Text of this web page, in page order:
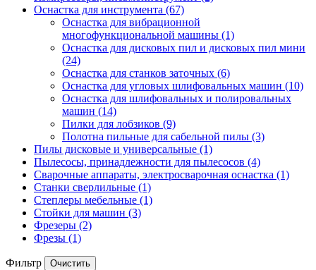
Оснастка для инструмента (67)
Оснастка для вибрационной
многофункциональной машины (1)
Оснастка для дисковых пил и дисковых пил мини
(24)
Оснастка для станков заточных (6)
Оснастка для угловых шлифовальных машин (10)
Оснастка для шлифовальных и полировальных
машин (14)
Пилки для лобзиков (9)
Полотна пильные для сабельной пилы (3)
Пилы дисковые и универсальные (1)
Пылесосы, принадлежности для пылесосов (4)
Сварочные аппараты, электросварочная оснастка (1)
Станки сверлильные (1)
Степлеры мебельные (1)
Стойки для машин (3)
Фрезеры (2)
Фрезы (1)
Фильтр